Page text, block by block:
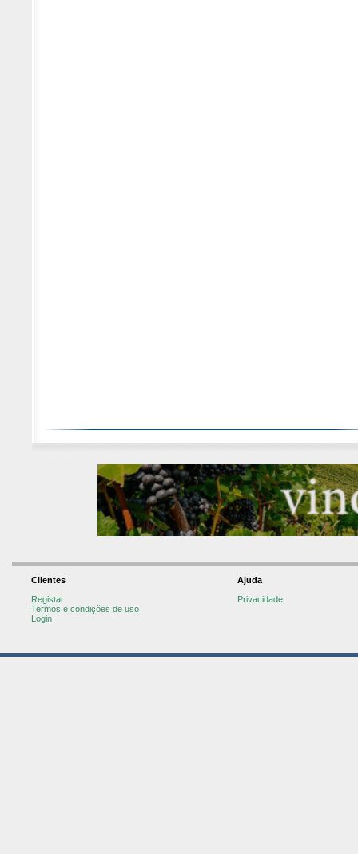
Clientes
Registar
Termos e condições de uso
Login
Ajuda
Privacidade